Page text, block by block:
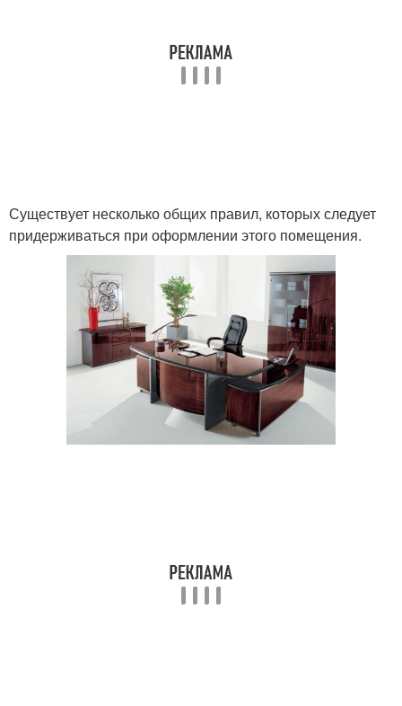
Существует несколько общих правил, которых следует
придерживаться при оформлении этого помещения.